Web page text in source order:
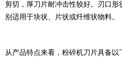
剪切，厚刀片耐冲击性较好。刃口
别适用于块状、片状或纤维状物料。
从产品特点来看，粉碎机刀片具备以